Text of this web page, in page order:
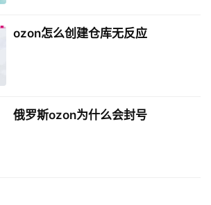
ozon怎么创建仓库无反应
俄罗斯ozon为什么会封号